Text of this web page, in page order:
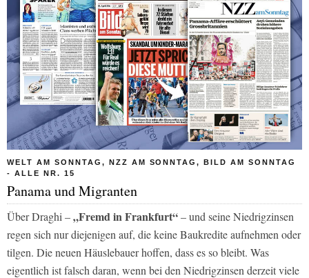
WELT AM SONNTAG, NZZ AM SONNTAG, BILD AM SONNTAG
- ALLE NR. 15
Panama und Migranten
Über Draghi –„Fremd in Frankfurt“– und seine Niedrigzinsen
regen sich nur diejenigen auf, die keine Baukredite aufnehmen oder
tilgen. Die neuen Häuslebauer hoffen, dass es so bleibt. Was
eigentlich ist falsch daran, wenn bei den Niedrigzinsen derzeit viele